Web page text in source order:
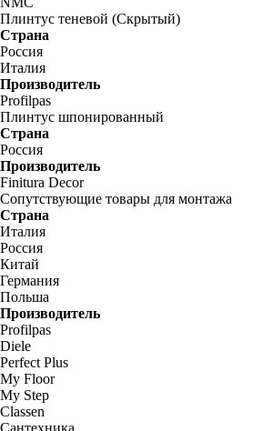
Плинтус теневой (Скрытый)
Страна
Россия
Италия
Производитель
Profilpas
Плинтус шпонированный
Страна
Россия
Производитель
Finitura Decor
Сопутствующие товары для монтажа
Страна
Италия
Россия
Китай
Германия
Польша
Производитель
Profilpas
Diele
Perfect Plus
My Floor
My Step
Classen
Сантехника